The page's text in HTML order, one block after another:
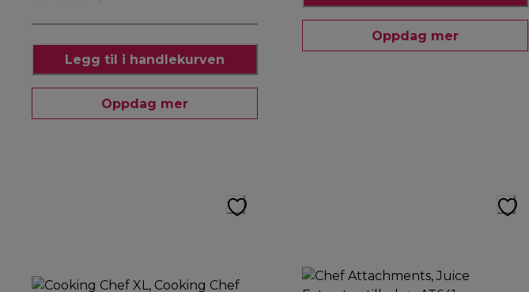
Legg til i handlekurven
Oppdag mer
Oppdag mer